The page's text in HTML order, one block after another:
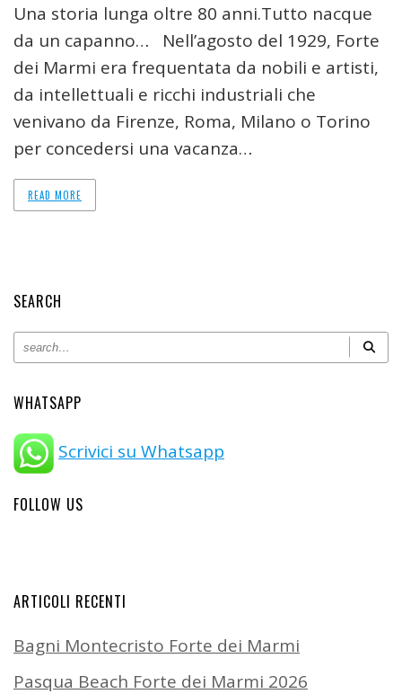
Una storia lunga oltre 80 anni.Tutto nacque
da un capanno… Nell’agosto del 1929, Forte
dei Marmi era frequentata da nobili e artisti,
da intellettuali e ricchi industriali che
venivano da Firenze, Roma, Milano o Torino
per concedersi una vacanza…
READ MORE
SEARCH
WHATSAPP
Scrivici su Whatsapp
FOLLOW US
ARTICOLI RECENTI
Bagni Montecristo Forte dei Marmi
Pasqua Beach Forte dei Marmi 2026